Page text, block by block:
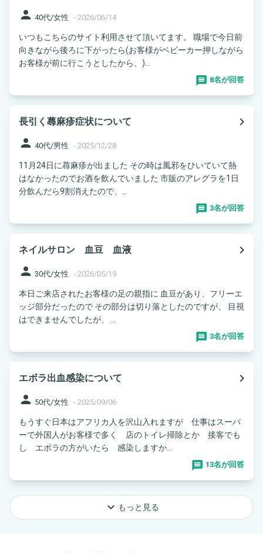
person 40代/女性 - 2026/06/14
いつもこちらのサイト利用させて頂いてます。 職場で今日前
向きながら後ろに下がったら(お客様がベビーカー押しながら
お客様が前に行こうとしたから、)...
8名が回答
長引く蕁麻疹症状について
navigate_next
person 40代/男性 - 2025/12/28
11月24日に蕁麻疹が出ました その時は風邪をひいていて熱
はなかったのでお酒を飲んでいました 市販のアレグラを1日
分飲んだら9割消えたので、...
3名が回答
ネイルサロン 血豆 血液
navigate_next
person 30代/女性 - 2026/05/19
本日ご来店されたお客様の足の親指に 血豆があり、フリーエ
ッジ部分だったので その部分は切り落としたのですが、 目視
はできませんでしたが、 ...
3名が回答
エボラ出血感染について
navigate_next
person 50代/女性 - 2025/09/06
もうすぐ日本はアフリカ人を沢山入れますが 仕事はスーパ
ーで外国人がお客様で多く 店のトイレ掃除とか 接客でも
し エボラの方がいたら 感染しますか...
13名が回答
keyboard_arrow_down もっと見る